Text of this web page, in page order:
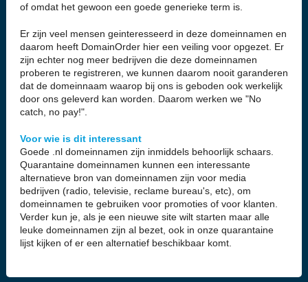
of omdat het gewoon een goede generieke term is.
Er zijn veel mensen geinteresseerd in deze domeinnamen en
daarom heeft DomainOrder hier een veiling voor opgezet. Er
zijn echter nog meer bedrijven die deze domeinnamen
proberen te registreren, we kunnen daarom nooit garanderen
dat de domeinnaam waarop bij ons is geboden ook werkelijk
door ons geleverd kan worden. Daarom werken we "No
catch, no pay!".
Voor wie is dit interessant
Goede .nl domeinnamen zijn inmiddels behoorlijk schaars.
Quarantaine domeinnamen kunnen een interessante
alternatieve bron van domeinnamen zijn voor media
bedrijven (radio, televisie, reclame bureau's, etc), om
domeinnamen te gebruiken voor promoties of voor klanten.
Verder kun je, als je een nieuwe site wilt starten maar alle
leuke domeinnamen zijn al bezet, ook in onze quarantaine
lijst kijken of er een alternatief beschikbaar komt.